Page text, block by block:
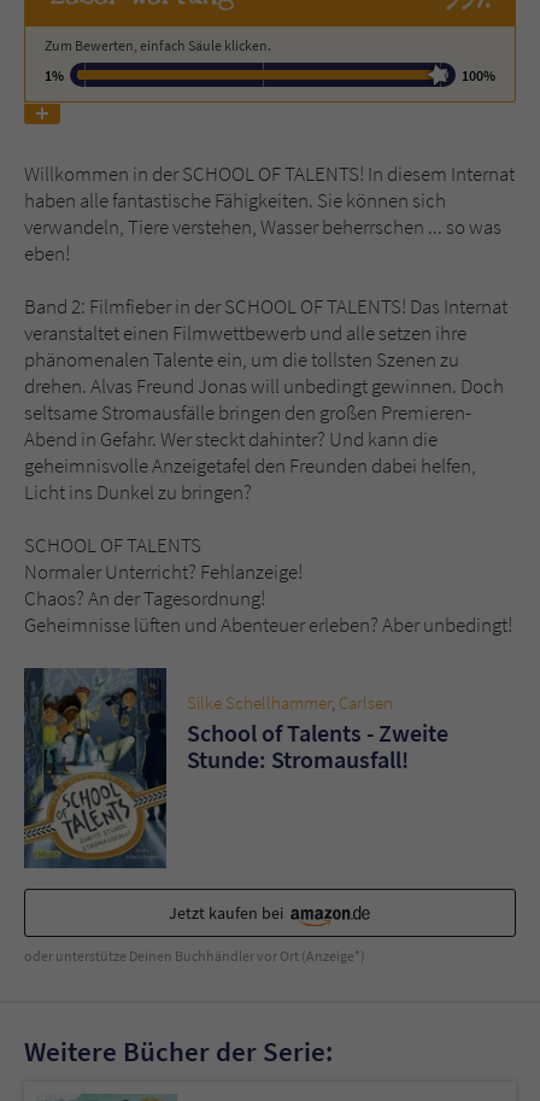
Zum Bewerten, einfach Säule klicken.
1%
100%
Willkommen in der SCHOOL OF TALENTS! In diesem Internat
haben alle fantastische Fähigkeiten. Sie können sich
verwandeln, Tiere verstehen, Wasser beherrschen ... so was
eben!
Band 2: Filmfieber in der SCHOOL OF TALENTS! Das Internat
veranstaltet einen Filmwettbewerb und alle setzen ihre
phänomenalen Talente ein, um die tollsten Szenen zu
drehen. Alvas Freund Jonas will unbedingt gewinnen. Doch
seltsame Stromausfälle bringen den großen Premieren-
Abend in Gefahr. Wer steckt dahinter? Und kann die
geheimnisvolle Anzeigetafel den Freunden dabei helfen,
Licht ins Dunkel zu bringen?
SCHOOL OF TALENTS
Normaler Unterricht? Fehlanzeige!
Chaos? An der Tagesordnung!
Geheimnisse lüften und Abenteuer erleben? Aber unbedingt!
Silke Schellhammer, Carlsen
School of Talents - Zweite
Stunde: Stromausfall!
Jetzt kaufen bei
oder unterstütze Deinen Buchhändler vor Ort (Anzeige*)
Weitere Bücher der Serie:
Name tx_pwcomments_ahash
Laufzeit 1 Jahr
Zweck Cookie für Kommentare einzelner Buchtitel
Name fe_typo_user
Anbieter Literatur-Couch Medien GmbH & Co. KG
Laufzeit Session
Dieses Cookie gewährleistet die
Kommunikation der Webseite mit dem
Sicherheitscode des Kontaktformulars zu
überprüfen.